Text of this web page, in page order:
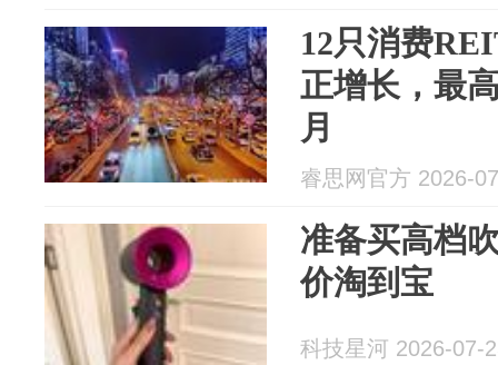
12只消费
正增长，最
月‌
睿思网官方 2026-
准备买高档
价淘到宝
科技星河 2026-07-